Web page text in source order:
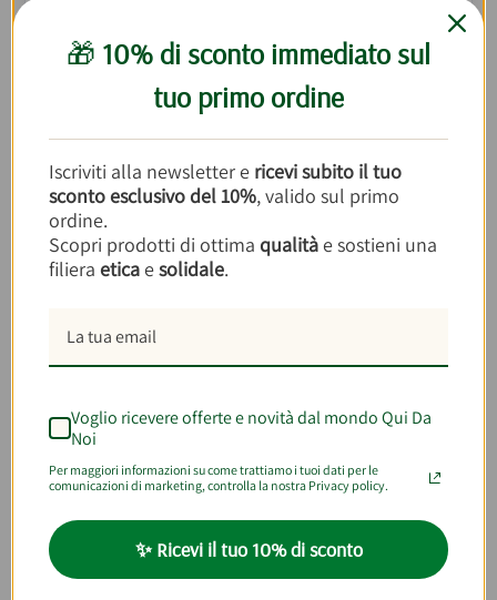
generazioni. È interessante vedere come i
Boomers (1946–1964)mostrano una gestione
domestica solida e strutturata, mentre la
Generazione X (1965–1980)e i
Generazione Z (1997–2012), pur meno
organizzata, ha una forte capacità di
sensibilizzazione e condivisione, soprattutto
online.
Perché cooperative ed e-commerce possono
fare la differenza
rappresentano un modello concreto di
contrasto allo spreco. Lavorano spesso su scala
locale, valorizzano le materie prime, riducono le
e nel lavoro.
Su Qui da Noi puoi amplificare questo impatto,
🎁 10% di sconto immediato sul
tuo primo ordine
Iscriviti alla newsletter e ricevi subito il tuo
sconto esclusivo del 10%, valido sul primo
ordine.
Scopri prodotti di ottima qualità e sostieni una
filiera etica esolidale.
Voglio ricevere offerte e novità dal mondo Qui Da
Noi
Per maggiori informazioni su come trattiamo i tuoi dati per le
comunicazioni di marketing, controlla la nostra Privacy policy.
✨ Ricevi il tuo 10% di sconto